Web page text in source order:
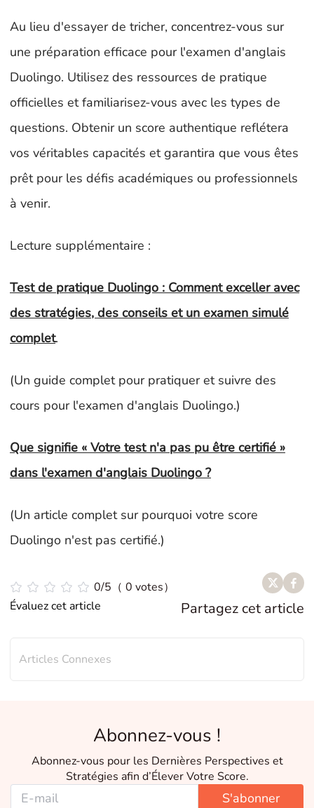
Au lieu d'essayer de tricher, concentrez-vous sur
une préparation efficace pour l'examen d'anglais
Duolingo. Utilisez des ressources de pratique
officielles et familiarisez-vous avec les types de
questions. Obtenir un score authentique reflétera
vos véritables capacités et garantira que vous êtes
prêt pour les défis académiques ou professionnels
à venir.
Lecture supplémentaire :
Test de pratique Duolingo : Comment exceller avec
des stratégies, des conseils et un examen simulé
complet.
(Un guide complet pour pratiquer et suivre des
cours pour l'examen d'anglais Duolingo.)
Que signifie « Votre test n'a pas pu être certifié »
dans l'examen d'anglais Duolingo ?
(Un article complet sur pourquoi votre score
Duolingo n'est pas certifié.)
0/5（ 0 votes）
Évaluez cet article
Partagez cet article
Articles Connexes
Abonnez-vous !
Abonnez-vous pour les Dernières Perspectives et
Stratégies afin d’Élever Votre Score.
S'abonner